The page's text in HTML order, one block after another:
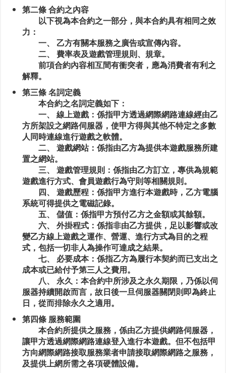
第二條 合約之內容
以下視為本合約之一部分，與本合約具有相同之效
力：
一、 乙方有關本服務之廣告或宣傳內容。
二、 費率表及遊戲管理規則、規章。
前項合約內容相互間有衝突者，應為消費者有利之
解釋。
第三條 名詞定義
本合約之名詞定義如下：
一、 線上遊戲：係指甲方透過網際網路連線經由乙
方所架設之網路伺服器，使甲方得與其他不特定之多數
人同時連線進行遊戲之軟體。
二、 遊戲網站：係指由乙方為提供本遊戲服務所建
置之網站。
三、 遊戲管理規則：係指由乙方訂立，專供為規範
遊戲進行方式、會員遊戲行為守則等相關規則。
四、 遊戲歷程：係指甲方進行本遊戲時，乙方電腦
系統可得提供之電磁記錄。
五、 儲值：係指甲方預付乙方之金額或其餘額。
六、 外掛程式：係指非由乙方提供，足以影響或改
變乙方線上遊戲之運作、營運、進行方式為目的之程
式，包括一切非人為操作可達成之結果。
七、 必要成本：係指乙方為履行本契約而已支出之
成本或已給付予第三人之費用。
八、 永久：本合約中所涉及之永久期限，乃係以伺
服器持續開啟而言，故日後一旦伺服器關閉則即為終止
日，從而排除永久之適用。
第四條 服務範圍
本合約所提供之服務，係由乙方提供網路伺服器，
讓甲方透過網際網路連線登入進行本遊戲。但不包括甲
方向網際網路接取服務業者申請接取網際網路之服務，
及提供上網所需之各項硬體設備。